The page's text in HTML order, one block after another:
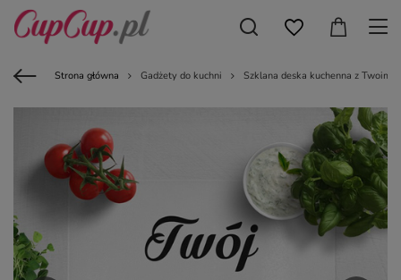
Strona główna Gadżety do kuchni Szklana deska kuchenna z Twoim